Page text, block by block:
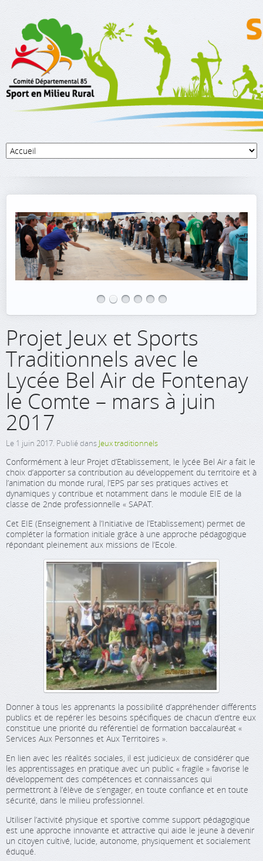
Projet Jeux et Sports
Traditionnels avec le
Lycée Bel Air de Fontenay
le Comte – mars à juin
2017
Le1 juin 2017. Publié dans Jeux traditionnels
Conformément à leur Projet d’Etablissement, le lycée Bel Air a fait le
choix d’apporter sa contribution au développement du territoire et à
l’animation du monde rural, l’EPS par ses pratiques actives et
dynamiques y contribue et notamment dans le module EIE de la
classe de 2nde professionnelle « SAPAT.
Cet EIE (Enseignement à l’Initiative de l’Etablissement) permet de
compléter la formation initiale grâce à une approche pédagogique
répondant pleinement aux missions de l’Ecole.
Donner à tous les apprenants la possibilité d’appréhender différents
publics et de repérer les besoins spécifiques de chacun d’entre eux
constitue une priorité du référentiel de formation baccalauréat «
Services Aux Personnes et Aux Territoires ».
En lien avec les réalités sociales, il est judicieux de considérer que
les apprentissages en pratique avec un public « fragile » favorise le
développement des compétences et connaissances qui
permettront à l’élève de s’engager, en toute confiance et en toute
sécurité, dans le milieu professionnel.
Utiliser l’activité physique et sportive comme support pédagogique
est une approche innovante et attractive qui aide le jeune à devenir
un citoyen cultivé, lucide, autonome, physiquement et socialement
éduqué.